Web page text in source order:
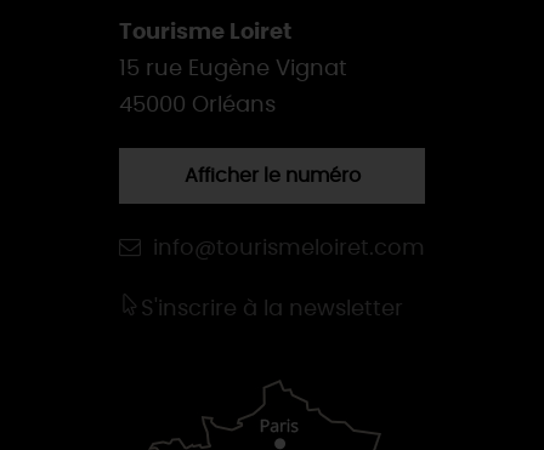
Tourisme Loiret
15 rue Eugène Vignat
45000 Orléans
Afficher le numéro
info@tourismeloiret.com
S'inscrire à la newsletter